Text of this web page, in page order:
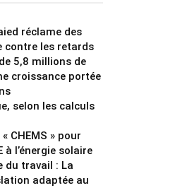
réclame des
contre les retards
5,8 millions de
croissance portée
selon les calculs
CHEMS » pour
à l’énergie solaire
du travail : La
adaptée au